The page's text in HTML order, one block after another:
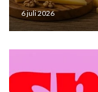
6 juli 2026